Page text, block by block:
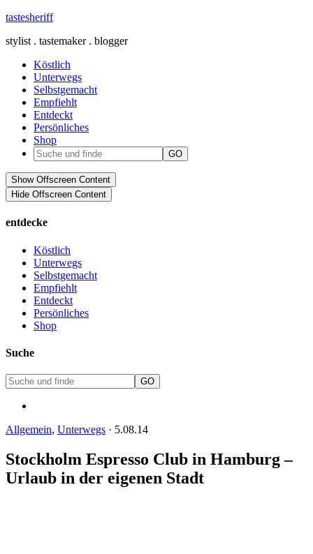
tastesheriff
stylist . tastemaker . blogger
Köstlich
Unterwegs
Selbstgemacht
Empfiehlt
Entdeckt
Persönliches
Shop
Show Offscreen Content
Hide Offscreen Content
entdecke
Köstlich
Unterwegs
Selbstgemacht
Empfiehlt
Entdeckt
Persönliches
Shop
Suche
Allgemein, Unterwegs · 5.08.14
Stockholm Espresso Club in Hamburg –
Urlaub in der eigenen Stadt